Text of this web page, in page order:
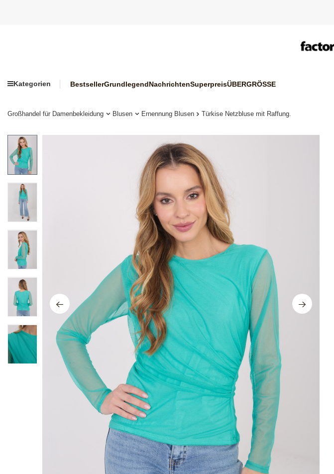
Kategorien BestsellerGrundlegendNachrichtenSuperpreisÜBERGRÖSSE
Großhandel für Damenbekleidung Blusen Ernennung Blusen Türkise Netzbluse mit Raffung.